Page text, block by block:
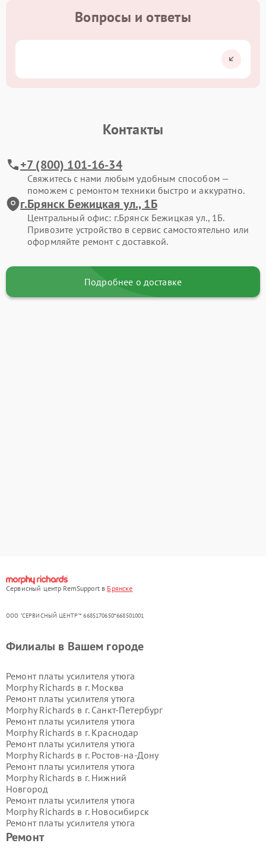
Вопросы и ответы
Контакты
+7 (800) 101-16-34
Свяжитесь с нами любым удобным способом —
поможем с ремонтом техники быстро и аккуратно.
г.Брянск Бежицкая ул., 1Б
Центральный офис: г.Брянск Бежицкая ул., 1Б.
Привозите устройство в сервис самостоятельно или
оформляйте ремонт с доставкой.
Подробнее о доставке
Сервисный центр RemSupport в Брянске
ООО "СЕРВИСНЫЙ ЦЕНТР"* 6685170650*668501001
Ремонт
Филиалы в Вашем городе
Ремонт платы усилителя утюга
Morphy Richards в г. Москва
Ремонт платы усилителя утюга
Morphy Richards в г. Санкт-Петербург
Ремонт платы усилителя утюга
Morphy Richards в г. Краснодар
Ремонт платы усилителя утюга
Morphy Richards в г. Ростов-на-Дону
Ремонт платы усилителя утюга
Morphy Richards в г. Нижний
Новгород
Ремонт платы усилителя утюга
Morphy Richards в г. Новосибирск
Ремонт платы усилителя утюга
Morphy Richards в г.
Ремонт платы усилителя утюга